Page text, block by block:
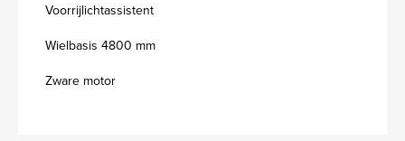
Voorrijlichtassistent
Wielbasis 4800 mm
Zware motor